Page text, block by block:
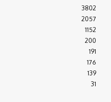
3802
2057
1152
200
191
176
139
31